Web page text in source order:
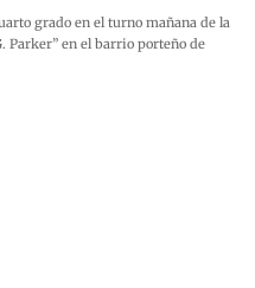
grado en el turno mañana de la
Parker” en el barrio porteño de